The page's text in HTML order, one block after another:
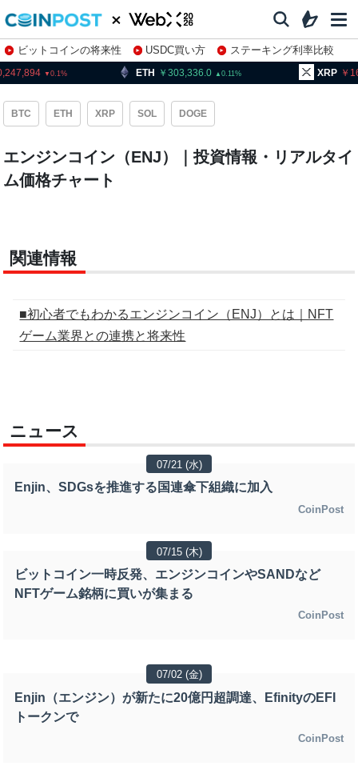
ビットコインの将来性 USDC買い方
ステーキング利率比較
株特集・関連銘柄
0.1 ETH 303,336.0 0.11 XRP
BTC ETH XRP SOL DOGE
エンジンコイン（ENJ）｜投資情報・リアルタイ
ム価格チャート
関連情報
■初心者でもわかるエンジンコイン（ENJ）とは｜NFT
ゲーム業界との連携と将来性
ニュース
07/21 (水)
Enjin、SDGsを推進する国連傘下組織に加入
CoinPost
07/15 (木)
ビットコイン一時反発、エンジンコインやSANDなど
NFTゲーム銘柄に買いが集まる
CoinPost
07/02 (金)
Enjin（エンジン）が新たに20億円超調達、EfinityのEFI
トークンで
CoinPost